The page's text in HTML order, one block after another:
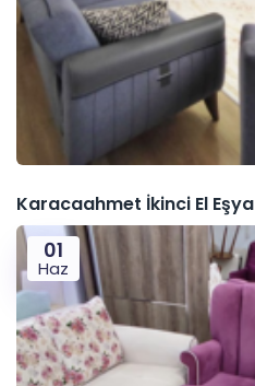
Karacaahmet İkinci El Eşya
01
Haz